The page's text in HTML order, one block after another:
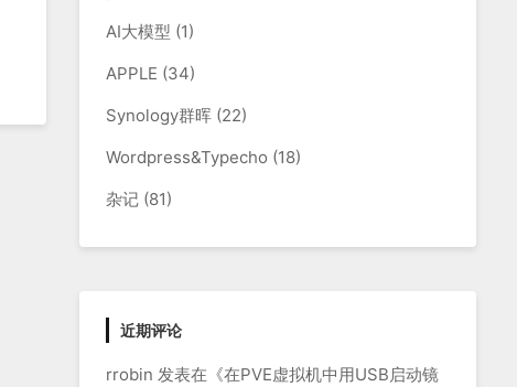
AI大模型 (1)
APPLE (34)
Synology群晖 (22)
Wordpress&Typecho (18)
杂记 (81)
近期评论
rrobin 发表在《在PVE虚拟机中用USB启动镜